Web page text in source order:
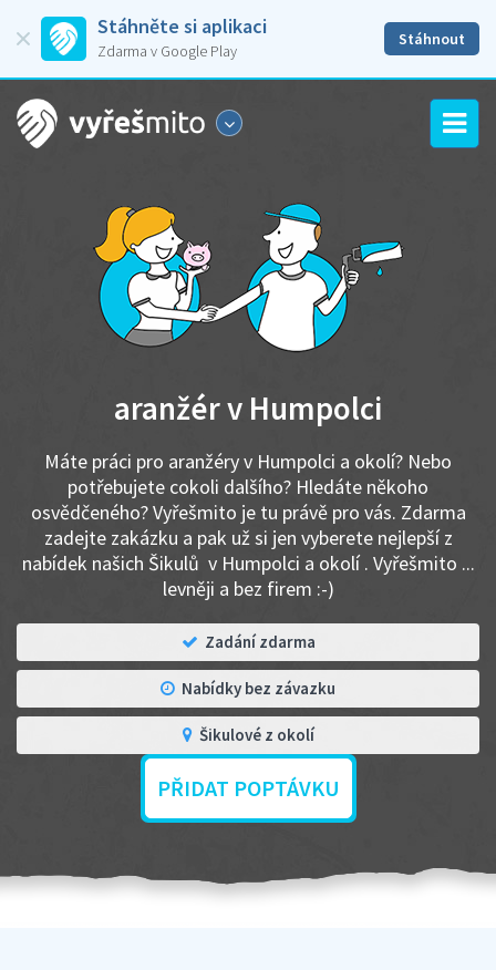
Stáhněte si aplikaci
Zdarma v Google Play
Stáhnout
aranžér v Humpolci
Máte práci pro aranžéry v Humpolci a okolí? Nebo
potřebujete cokoli dalšího? Hledáte někoho
osvědčeného? Vyřešmito je tu právě pro vás. Zdarma
zadejte zakázku a pak už si jen vyberete nejlepší z
nabídek našich Šikulů v Humpolci a okolí . Vyřešmito ...
levněji a bez firem :-)
Zadání zdarma
Nabídky bez závazku
Šikulové z okolí
PŘIDAT POPTÁVKU